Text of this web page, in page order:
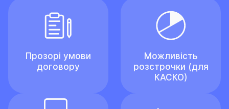
Прозорі умови
договору
Можливість
розстрочки (для
КАСКО)